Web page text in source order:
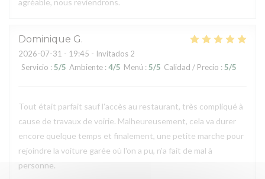
agréable, nous reviendrons.
Dominique G
2026-07-31 - 19:45 - Invitados 2
Servicio : 5/5 Ambiente : 4/5 Menú : 5/5 Calidad / Precio : 5/5
Tout était parfait sauf l'accès au restaurant, très compliqué à
cause de travaux de voirie. Malheureusement, cela va durer
encore quelque temps et finalement, une petite marche pour
rejoindre la voiture garée où l'on a pu, n'a fait de mal à
personne.